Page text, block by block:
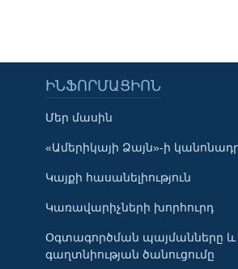
Learning English
ՀԵՏԵՒԵՔ ՄԵԶ
Լեզուներ
ԻՆՖՈՐՄԱՑԻՈՆ
Մեր մասին
«Ամերիկայի Ձայն»-ի
Կայքի հասանելիություն
Կառավարիչների խորհուրդ
Օգտագործման պայմանները և
գաղտնիության ծանուցումը